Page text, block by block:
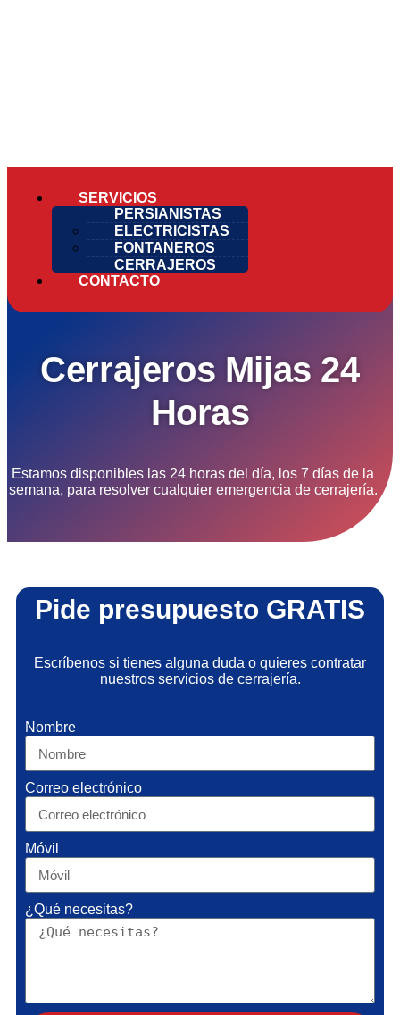
SERVICIOS
PERSIANISTAS
ELECTRICISTAS
FONTANEROS
CERRAJEROS
CONTACTO
Cerrajeros Mijas 24
Horas
Estamos disponibles las 24 horas del día, los 7 días de la
semana, para resolver cualquier emergencia de cerrajería.
Pide presupuesto GRATIS
Escríbenos si tienes alguna duda o quieres contratar
nuestros servicios de cerrajería.
Nombre
Correo electrónico
Móvil
¿Qué necesitas?